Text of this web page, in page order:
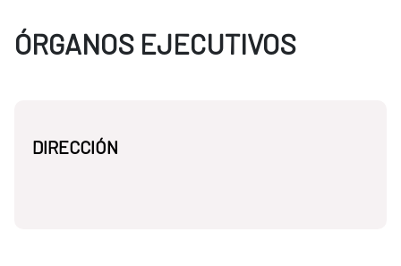
ÓRGANOS EJECUTIVOS
DIRECCIÓN